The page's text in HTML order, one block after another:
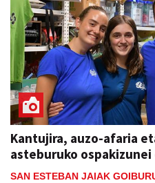
Kantujira, auzo-afaria
asteburuko
SAN ESTEBAN JAIAK